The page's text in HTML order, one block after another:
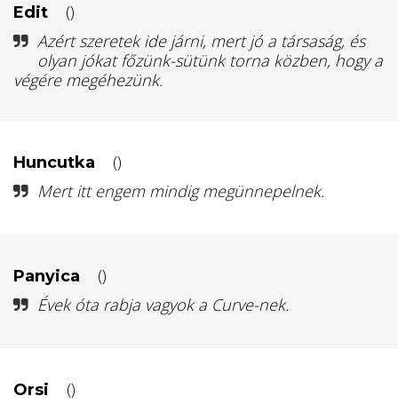
Edit
()
Azért szeretek ide járni, mert jó a társaság, és
olyan jókat főzünk-sütünk torna közben, hogy a
végére megéhezünk.
Huncutka
()
Mert itt engem mindig megünnepelnek.
Panyica
()
Évek óta rabja vagyok a Curve-nek.
Orsi
()